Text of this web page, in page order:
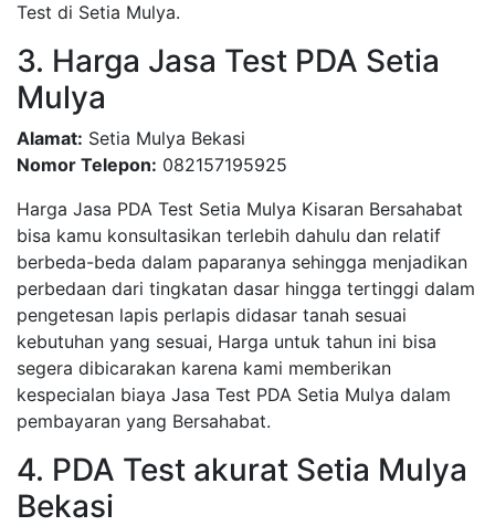
Test di Setia Mulya.
3. Harga Jasa Test PDA Setia
Mulya
Alamat: Setia Mulya Bekasi
Nomor Telepon: 082157195925
Harga Jasa PDA Test Setia Mulya Kisaran Bersahabat
bisa kamu konsultasikan terlebih dahulu dan relatif
berbeda-beda dalam paparanya sehingga menjadikan
perbedaan dari tingkatan dasar hingga tertinggi dalam
pengetesan lapis perlapis didasar tanah sesuai
kebutuhan yang sesuai, Harga untuk tahun ini bisa
segera dibicarakan karena kami memberikan
kespecialan biaya Jasa Test PDA Setia Mulya dalam
pembayaran yang Bersahabat.
4. PDA Test akurat Setia Mulya
Bekasi